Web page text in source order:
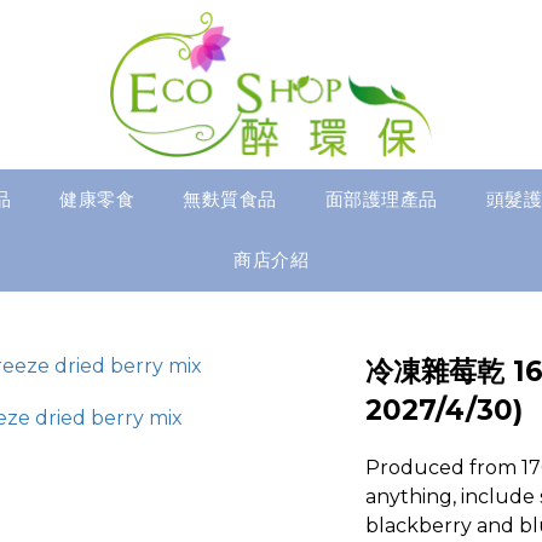
健康零食 無麩質食品 面部護理產品 頭髮
商店介紹
冷凍雜莓乾
2027/4/30)
Produced from
anything, include
blackberry and